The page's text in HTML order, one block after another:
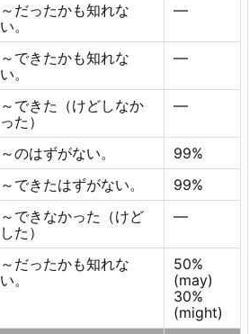
～だったかも知れな
い。
―
～できたかも知れな
い。
―
～できた（けどしなか
った）
―
～のはずがない。
99%
～できたはずがない。
99%
～できなかった（けど
した）
―
～だったかも知れな
い。
50%
(may)
30%
(might)